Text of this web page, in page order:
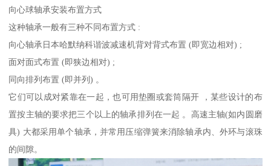
向心球轴承安装布置方式
这种轴承一般有三种不同布置方式 :
向心轴承日本哈默纳科谐波减速机背对背式布置 (即宽边相对) ;
面对面式布置 (即狭边相对) ;
同向排列布置 (即并列) 。
它们可以成对紧靠在一起，也可用垫圈或套筒隔开 ，某些设计的布
置按主轴的要求把三个以上的轴承排列在一起 。高速主轴(如内圆磨
具) 大都采用单个轴承，并常用压缩弹簧来消除轴承内、外环与滚珠
的间隙。